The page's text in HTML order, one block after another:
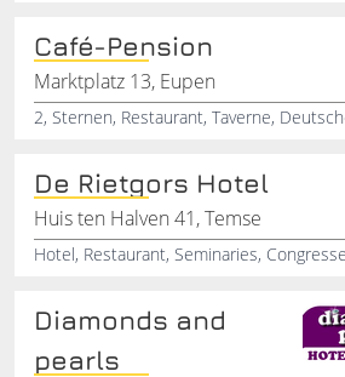
Café-Pension
Marktplatz 13, Eupen
De Rietgors Hotel
Huis ten Halven 41, Temse
Diamonds and
pearls